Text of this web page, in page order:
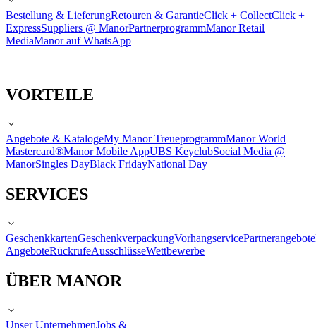
Bestellung & LieferungRetouren & GarantieClick + CollectClick +
ExpressSuppliers @ ManorPartnerprogrammManor Retail
MediaManor auf WhatsApp
VORTEILE
Angebote & KatalogeMy Manor TreueprogrammManor World
Mastercard®Manor Mobile AppUBS KeyclubSocial Media @
ManorSingles DayBlack FridayNational Day
SERVICES
GeschenkkartenGeschenkverpackungVorhangservicePartnerangebote
AngeboteRückrufeAusschlüsseWettbewerbe
ÜBER MANOR
Unser UnternehmenJobs &